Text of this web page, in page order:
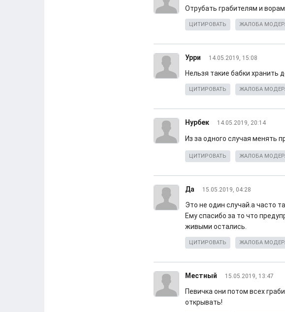
Отрубать грабителям и ворам
ЦИТИРОВАТЬ ЖАЛОБА
Урри 14.05.2019, 15:08
Нельзя такие бабки хранить
ЦИТИРОВАТЬ ЖАЛОБА
Нурбек 14.05.2019, 20:14
Из за одного случая менять
ЦИТИРОВАТЬ ЖАЛОБА
Да 15.05.2019, 04:28
Это не один случай.а часто
Ему спасибо за то что
живыми остались.
ЦИТИРОВАТЬ ЖАЛОБА
Местный 15.05.2019, 13:47
Певичка они потом всех
открывать!